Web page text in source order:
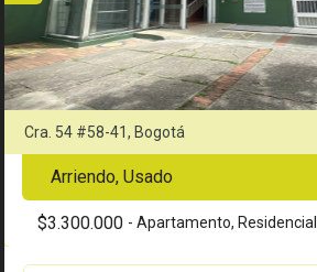
Cra. 54 #58-41, Bogotá
Arriendo, Usado
$3.300.000 - Apartamento, Residencial